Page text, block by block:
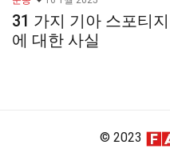
31 가지 기아 스포티지
에 대한 사실
© 2023